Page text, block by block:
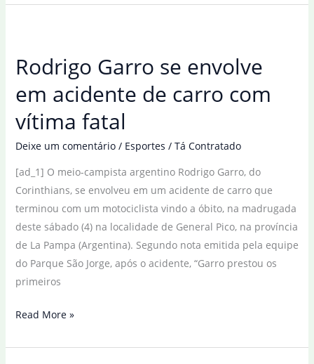
jogadores
deixa
em
estado
Rodrigo Garro se envolve
em acidente de carro com
vítima fatal
Deixe um comentário / Esportes / Tá Contratado
[ad_1] O meio-campista argentino Rodrigo Garro, do
Corinthians, se envolveu em um acidente de carro que
terminou com um motociclista vindo a óbito, na madrugada
deste sábado (4) na localidade de General Pico, na província
de La Pampa (Argentina). Segundo nota emitida pela equipe
do Parque São Jorge, após o acidente, “Garro prestou os
primeiros
Rodrigo
se
Read More »